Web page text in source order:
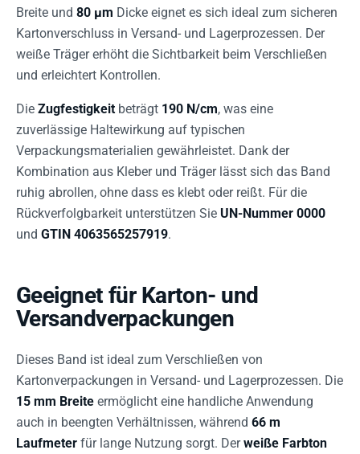
Breite und 80 µm Dicke eignet es sich ideal zum sicheren
Kartonverschluss in Versand- und Lagerprozessen. Der
weiße Träger erhöht die Sichtbarkeit beim Verschließen
und erleichtert Kontrollen.
Die Zugfestigkeit beträgt 190 N/cm, was eine
zuverlässige Haltewirkung auf typischen
Verpackungsmaterialien gewährleistet. Dank der
Kombination aus Kleber und Träger lässt sich das Band
ruhig abrollen, ohne dass es klebt oder reißt. Für die
Rückverfolgbarkeit unterstützen Sie UN-Nummer 0000
und GTIN 4063565257919.
Geeignet für Karton- und
Versandverpackungen
Dieses Band ist ideal zum Verschließen von
Kartonverpackungen in Versand- und Lagerprozessen. Die
15 mm Breite ermöglicht eine handliche Anwendung
auch in beengten Verhältnissen, während 66 m
Laufmeter für lange Nutzung sorgt. Derweiße Farbton